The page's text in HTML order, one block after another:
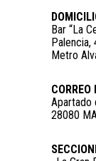
Bar “La
Palencia,
Metro
Apartado
28080